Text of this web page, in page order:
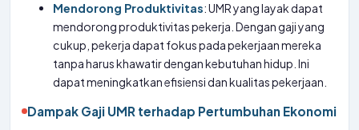
Mendorong Produktivitas: UMR yang layak dapat
mendorong produktivitas pekerja. Dengan gaji yang
cukup, pekerja dapat fokus pada pekerjaan mereka
tanpa harus khawatir dengan kebutuhan hidup. Ini
dapat meningkatkan efisiensi dan kualitas pekerjaan.
Dampak Gaji UMR terhadap Pertumbuhan Ekonomi